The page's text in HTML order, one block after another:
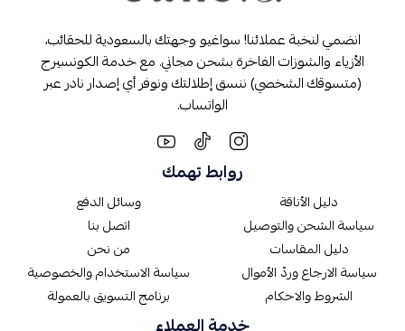
انضمي لنخبة عملائنا! سواغيو وجهتك بالسعودية للحقائب،
الأزياء والشوزات الفاخرة بشحن مجاني. مع خدمة الكونسيرج
(متسوقك الشخصي) ننسق إطلالتك ونوفر أي إصدار نادر عبر
الواتساب.
روابط تهمك
دليل الأناقة
سياسة الشحن والتوصيل
دليل المقاسات
سياسة الارجاع وردّ الأموال
الشروط والاحكام
وسائل الدفع
اتصل بنا
من نحن
سياسة الاستخدام والخصوصية
برنامج التسويق بالعمولة